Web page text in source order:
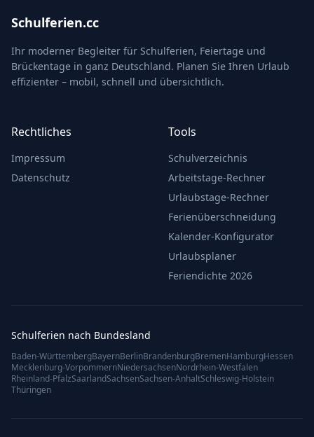
Schulferien.cc
Ihr moderner Begleiter für Schulferien, Feiertage und
Brückentage in ganz Deutschland. Planen Sie Ihren Urlaub
effizienter – mobil, schnell und übersichtlich.
Rechtliches
Impressum
Datenschutz
Tools
Schulverzeichnis
Arbeitstage-Rechner
Urlaubstage-Rechner
Ferienüberschneidung
Kalender-Konfigurator
Urlaubsplaner
Feriendichte 2026
Schulferien nach Bundesland
Baden-WürttembergBayernBerlinBrandenburgBremenHamburgHessen
Mecklenburg-VorpommernNiedersachsenNordrhein-Westfalen
Rheinland-PfalzSaarlandSachsenSachsen-AnhaltSchleswig-Holstein
Thüringen